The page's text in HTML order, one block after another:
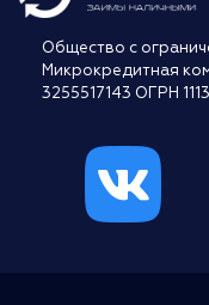
Общество с
Микрокредитная
3255517143 ОГРН